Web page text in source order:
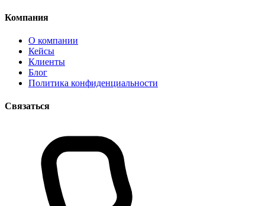
Компания
О компании
Кейсы
Клиенты
Блог
Политика конфиденциальности
Связаться